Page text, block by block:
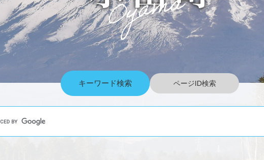
キーワード検索 ページID検索